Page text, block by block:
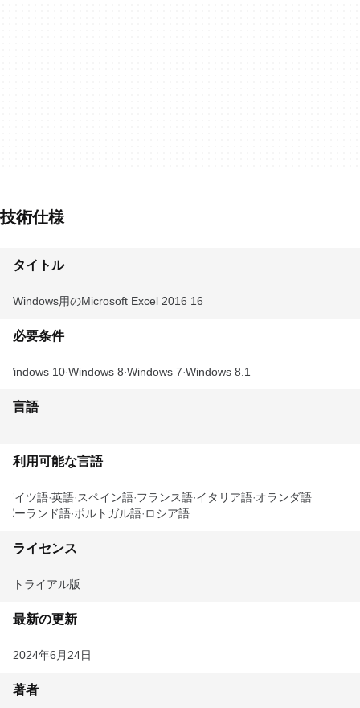
技術仕様
タイトル
Windows用のMicrosoft Excel 2016 16
必要条件
Windows 10 Windows 8 Windows 7 Windows 8.1
言語
利用可能な言語
ドイツ語 英語 スペイン語 フランス語 イタリア語 オランダ語
ポーランド語 ポルトガル語 ロシア語
ライセンス
トライアル版
最新の更新
2024年6月24日
著者